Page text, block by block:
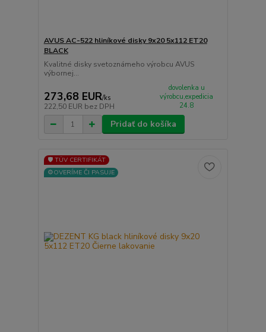
AVUS AC-522 hliníkové disky 9x20 5x112 ET20
BLACK
Kvalitné disky svetoznámeho výrobcu AVUS
výbornej...
273,68 EUR/ks
222,50 EUR bez DPH
dovolenka u
výrobcu,expedicia
24.8
Pridať do košíka
🛡️ TÜV CERTIFIKÁT
⚙️OVERÍME ČI PASUJE